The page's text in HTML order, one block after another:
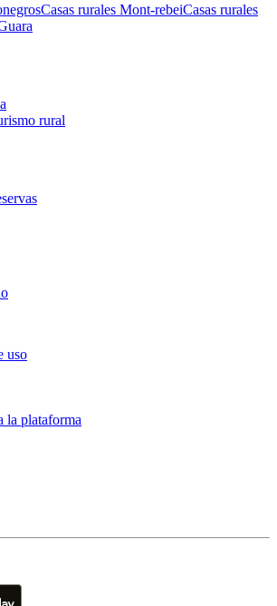
Casas rurales Mont-rebeiCasas rurales
rural
uso
la plataforma